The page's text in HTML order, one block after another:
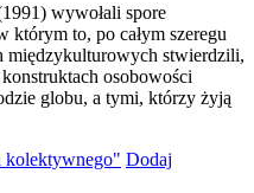
wywołali spore
którym to, po całym szeregu
międzykulturowych stwierdzili,
osobowości
globu, a tymi, którzy żyją
kolektywnego" Dodaj